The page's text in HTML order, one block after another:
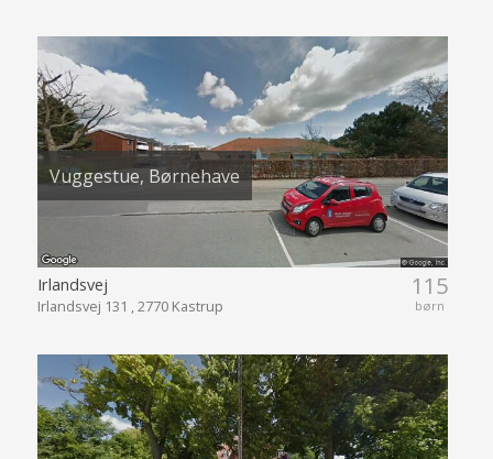
Vuggestue, Børnehave
115
børn
Irlandsvej
Irlandsvej 131 , 2770 Kastrup